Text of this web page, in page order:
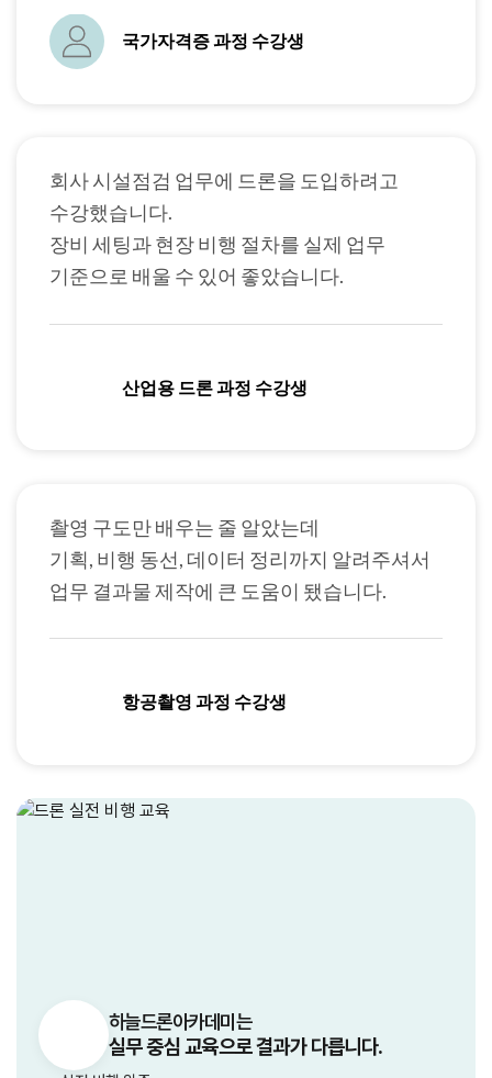
국가자격증 과정 수강생
회사 시설점검 업무에 드론을 도입하려고
수강했습니다.
장비 세팅과 현장 비행 절차를 실제 업무
기준으로 배울 수 있어 좋았습니다.
산업용 드론 과정 수강생
촬영 구도만 배우는 줄 알았는데
기획, 비행 동선, 데이터 정리까지 알려주셔서
업무 결과물 제작에 큰 도움이 됐습니다.
항공촬영 과정 수강생
하늘드론아카데미는
실무 중심 교육으로 결과가 다릅니다.